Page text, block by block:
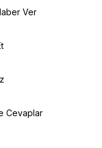
Ver
Cevaplar